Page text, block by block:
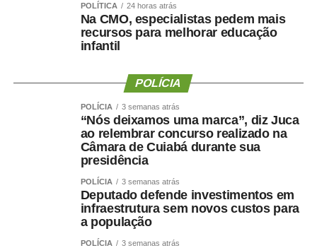
COMENTE ABAIXO:
WhatsApp
Facebook
Twitter
Messenger
LinkedIn
Share
POLÍTICA 24 horas atrás
Na CMO, especialistas pedem mais
recursos para melhorar educação
infantil
POLÍCIA
POLÍCIA 3 semanas atrás
“Nós deixamos uma marca”, diz Juca
ao relembrar concurso realizado na
Câmara de Cuiabá durante sua
presidência
POLÍCIA 3 semanas atrás
Deputado defende investimentos em
infraestrutura sem novos custos para
a população
POLÍCIA 3 semanas atrás